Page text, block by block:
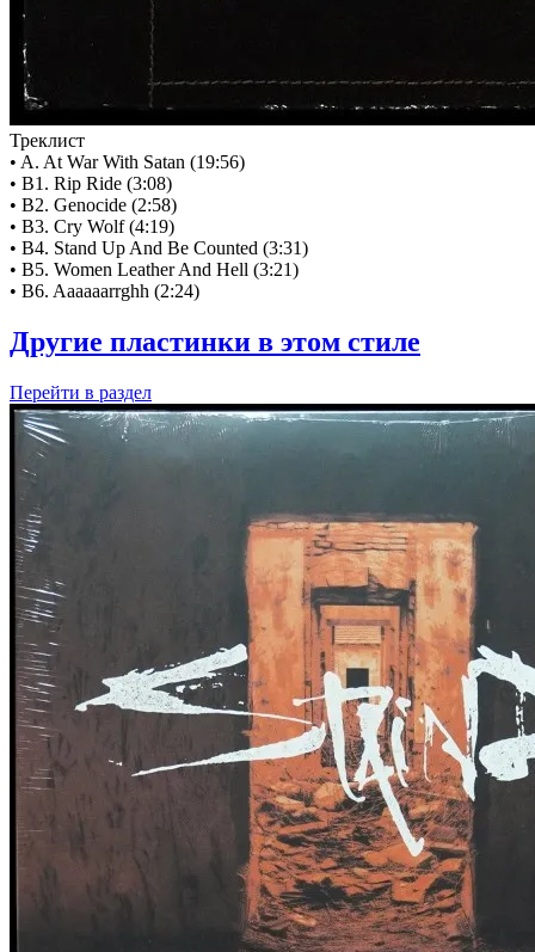
Треклист
• A. At War With Satan (19:56)
• B1. Rip Ride (3:08)
• B2. Genocide (2:58)
• B3. Cry Wolf (4:19)
• B4. Stand Up And Be Counted (3:31)
• B5. Women Leather And Hell (3:21)
• B6. Aaaaaarrghh (2:24)
Другие пластинки в этом стиле
Перейти в раздел